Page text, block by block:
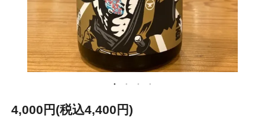
4,000円(税込4,400円)